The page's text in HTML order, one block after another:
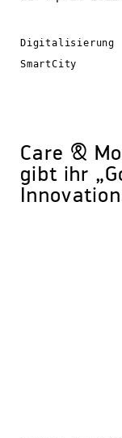
Digitalisierung
SmartCity
Care &
gibt ihr